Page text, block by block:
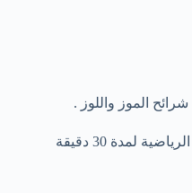
: ممارسة التمارين الرياضية لمدة 30 دقيقة